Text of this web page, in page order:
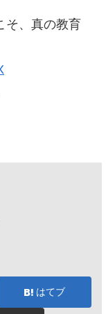
そ、真の教育
はてブ